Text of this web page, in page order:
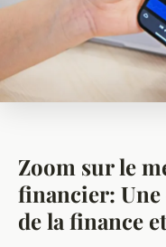
Zoom sur le
financier:
de la finance